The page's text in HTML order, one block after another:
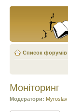
Список форумів
Монiторинг
Модератори: Myroslav